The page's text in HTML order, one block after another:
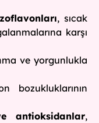
, sıcak
karşı
ve yorgunlukla
bozukluklarının
antioksidanlar,